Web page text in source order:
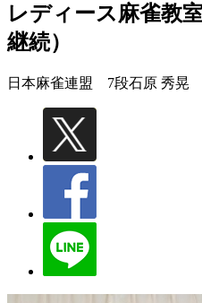
レディース麻雀教
継続）
日本麻雀連盟 7段石原 秀晃